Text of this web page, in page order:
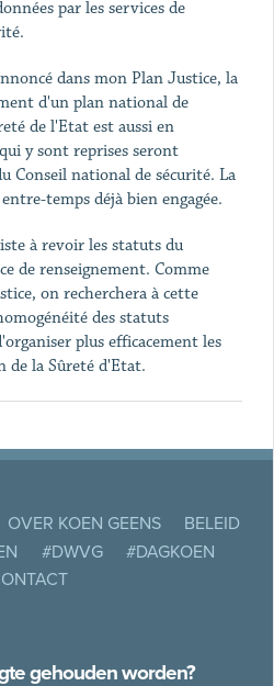
par les services de
dans mon Plan Justice, la
d'un plan national de
de l'Etat est aussi en
y sont reprises seront
Conseil national de sécurité. La
temps déjà bien engagée.
à revoir les statuts du
de renseignement. Comme
on recherchera à cette
des statuts
plus efficacement les
de la Sûreté d'Etat.
OVER KOEN GEENS
BELEID
#DWVG
#DAGKOEN
gehouden worden?